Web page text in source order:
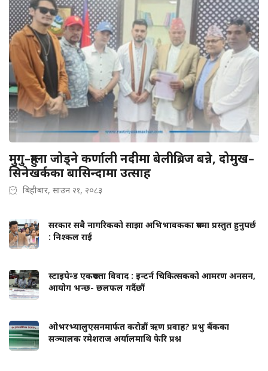
मुगु–हुम्ला जोड्ने कर्णाली नदीमा बेलीब्रिज बन्ने, दोमुख–
सिनेखर्कका बासिन्दामा उत्साह
बिहीबार, साउन २१, २०८३
सरकार सबै नागरिकको साझा अभिभावकका रूपमा प्रस्तुत हुनुपर्छ
: निश्कल राई
स्टाइपेन्ड एकरूपता विवाद : इन्टर्न चिकित्सकको आमरण अनसन,
आयोग भन्छ- छलफल गर्दैछौं
ओभरभ्यालुएसनमार्फत करोडौं ऋण प्रवाह? प्रभु बैंकका
सञ्चालक रमेशराज अर्यालमाथि फेरि प्रश्न